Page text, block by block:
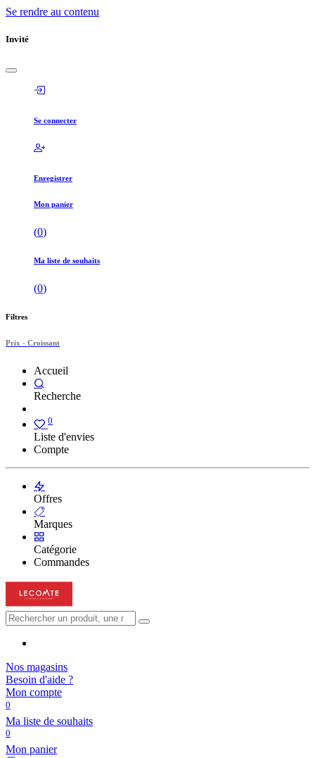
Se rendre au contenu
Invité
Se connecter
Enregistrer
Mon panier
(0)
Ma liste de souhaits
(0)
Filtres
Prix - Croissant
Accueil
Recherche
0
Liste d'envies
Compte
Offres
Marques
Catégorie
Commandes
Nos magasins
Besoin d'aide ?
Mon compte
0
Ma liste de souhaits
0
Mon panier